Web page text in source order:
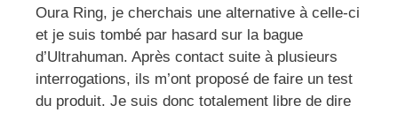
Oura Ring, je cherchais une alternative à celle-ci
et je suis tombé par hasard sur la bague
d’Ultrahuman. Après contact suite à plusieurs
interrogations, ils m’ont proposé de faire un test
du produit. Je suis donc totalement libre de dire